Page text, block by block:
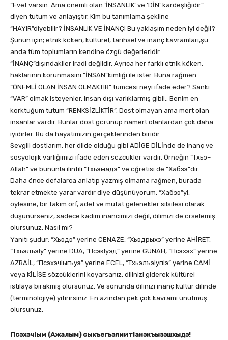
“Evet varsın. Ama önemli olan ‘İNSANLIK’ ve ‘DİN’ kardeşliğidir”
diyen tutum ve anlayıştır. Kim bu tanımlama şekline
“HAYIR”diyebilir? İNSANLIK VE İNANÇ! Bu yaklaşım neden iyi değil?
Şunun için; etnik köken, kültürel, tarihsel ve inanç kavramları,şu
anda tüm toplumların kendine özgü değerleridir.
“İNANÇ”dışındakiler iradi değildir. Ayrıca her farklı etnik köken,
haklarının korunmasını “İNSAN”kimliği ile ister. Buna rağmen
“ÖNEMLİ OLAN İNSAN OLMAKTIR” tümcesi neyi ifade eder? Sanki
“VAR” olmak isteyenler, insan dışı varlıklarmış gibi!.. Benim en
korktuğum tutum “RENKSİZLİKTİR”. Dost olmayan ama mert olan
insanlar vardır. Bunlar dost görünüp namert olanlardan çok daha
iyidirler. Bu da hayatımızın gerçeklerinden biridir.
Sevgili dostlarım, her dilde olduğu gibi ADİGE DİLİnde de inanç ve
sosyolojik varlığımızı ifade eden sözcükler vardır. Örneğin “Тхьэ–
Allah” ve bununla ilintili “Тхьэмадэ” ve öğretisi de “Хабзэ”dir.
Daha önce defalarca anlatıp yazmış olmama rağmen, burada
tekrar etmekte yarar vardır diye düşünüyorum. “Хабзэ”yi,
öylesine, bir takım örf, adet ve mutat gelenekler silsilesi olarak
düşünürseniz, sadece kadim inancımızı değil, dilimizi de örselemiş
olursunuz. Nasıl mı?
Yanıtı şudur; “Хьэдэ” yerine CENAZE, “Хьэдрыхэ” yerine AHİRET,
“ТхьэлъэIy” yerine DUA, “ПсэкIуэд” yerine GÜNAH, “Псэхэх” yerine
AZRAİL, “ПсэхэчIыгъуэ” yerine ECEL, “ТхьэлъэIупIэ” yerine CAMİ
veya KİLİSE sözcüklerini koyarsanız, dilinizi giderek kültürel
istilaya bırakmış olursunuz. Ve sonunda dilinizi inanç kültür dilinde
(terminolojiye) yitirirsiniz. En azından pek çok kavramı unutmuş
olursunuz.
ПсэхэчIым (Ажалым) сыкъегъэлиитIанэкъызэшхыдэ!